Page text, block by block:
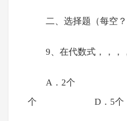
二、选择题（每空？
9、在代数式，，，
A．2个
个 D．5个